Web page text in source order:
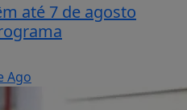
até 7 de agosto
Ago